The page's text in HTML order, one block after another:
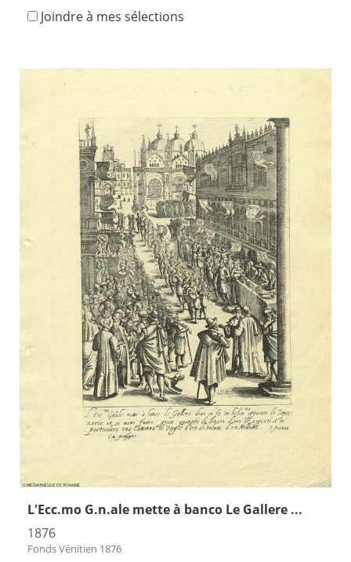
Joindre à mes sélections
L'Ecc.mo G.n.ale mette à banco Le Gallere ...
1876
Fonds Vénitien 1876